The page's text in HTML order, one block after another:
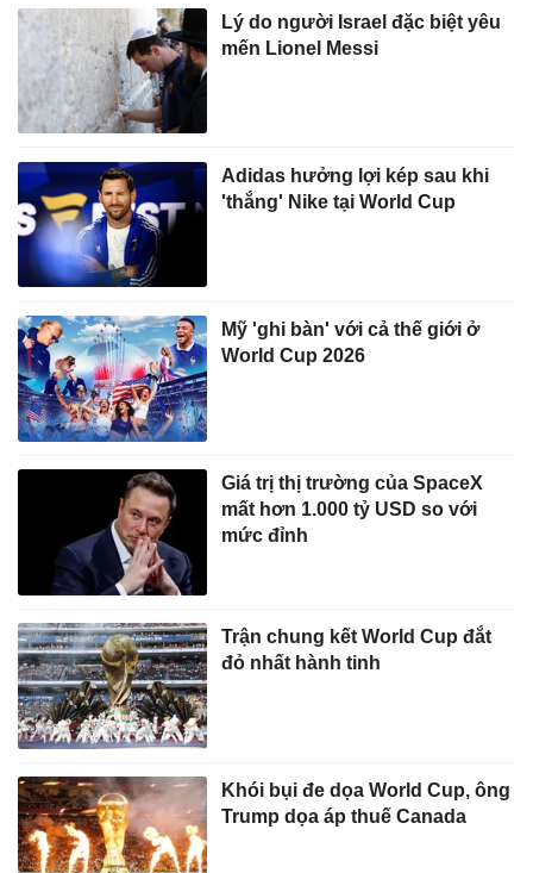
Lý do người Israel đặc biệt yêu
mến Lionel Messi
Adidas hưởng lợi kép sau khi
'thắng' Nike tại World Cup
Mỹ 'ghi bàn' với cả thế giới ở
World Cup 2026
Giá trị thị trường của SpaceX
mất hơn 1.000 tỷ USD so với
mức đỉnh
Trận chung kết World Cup đắt
đỏ nhất hành tinh
Khói bụi đe dọa World Cup, ông
Trump dọa áp thuế Canada